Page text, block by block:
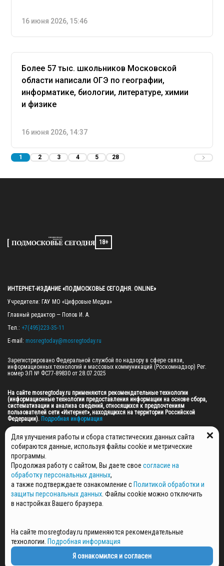
16 июня 2026, 15:46
Более 57 тыс. школьников Московской
области написали ОГЭ по географии,
информатике, биологии, литературе, химии
и физике
16 июня 2026, 14:37
1 2 3 4 5 28
18+
ИНТЕРНЕТ-ИЗДАНИЕ «ПОДМОСКОВЬЕ СЕГОДНЯ. ONLINE»
Учредители: ГАУ МО «Цифровые Медиа»
Главный редактор — Попов И. А.
Тел.: +7(495)223-35-11
E-mail: mosregtoday@mosregtoday.ru
Зарегистрировано Федеральной службой по надзору в сфере связи,
информационных технологий и массовых коммуникаций (Роскомнадзор) Рег.
номер ЭЛ № ФС77-89830 от 28.07.2025
На сайте mosregtoday.ru применяются рекомендательные технологии
(информационные технологии предоставления информации на основе сбора,
систематизации и анализа сведений, относящихся к предпочтениям
пользователей сети «Интернет», находящихся на территории Российской
Федерации). Подробная информация
© 2026 ПРАВА НА ВСЕ МАТЕРИАЛЫ САЙТА ПРИНАДЛЕЖАТ ГАУ МО "ЦИФРОВЫЕ
МЕДИА" (ОГРН: 1255000059467).
ПОЛИТИКА ОБРАБОТКИ И ЗАЩИТЫ ПЕРСОНАЛЬНЫХ ДАННЫХ
НОВОСТИ
ГАЗЕТЫ
РЕКЛАМОДАТЕЛЯМ
СПЕЦПРОЕКТЫ
СТАТЬИ
ПОЛИТИКА КОНФИДЕНЦИАЛЬНОСТИ
Для улучшения работы и сбора статистических данных сайта
собираются данные, используя файлы cookie и метрические
программы.
Продолжая работу с сайтом, Вы даете свое согласие на
обработку персональных данных,
а также подтверждаете ознакомление с Политикой обработки и
защиты персональных данных . Файлы cookie можно отключить
в настройках Вашего браузера.
На сайте mosregtoday.ru применяются рекомендательные
технологии. Подробная информация
Я ознакомился и согласен